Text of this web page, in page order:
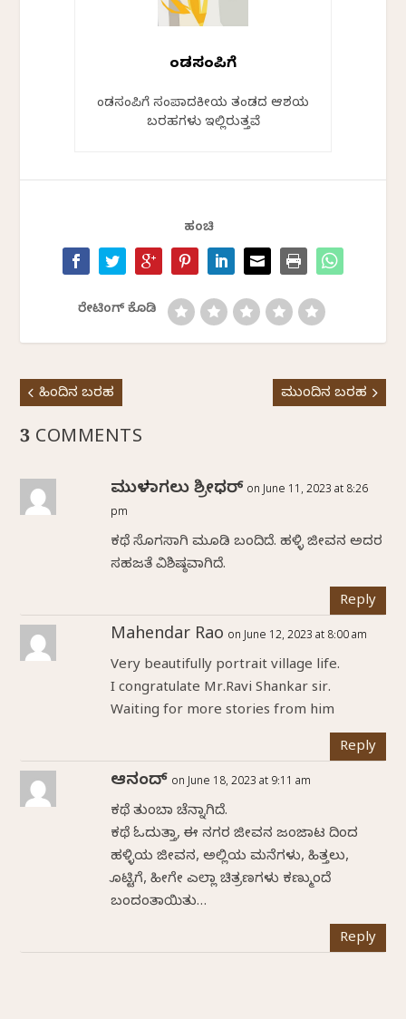
ಕೆಂಡಸಂಪಿಗೆ
ಕೆಂಡಸಂಪಿಗೆ ಸಂಪಾದಕೀಯ ತಂಡದ ಆಶಯ
ಬರಹಗಳು ಇಲ್ಲಿರುತ್ತವೆ
ಹಂಚಿ
ರೇಟಿಂಗ್ ಕೊಡಿ
ಹಿಂದಿನ ಬರಹ ಮುಂದಿನ ಬರಹ
3 COMMENTS
ಮುಳಬಾಗಲು ಶ್ರೀಧರ್ on June 11, 2023 at 8:26
pm
ಕಥೆ ಸೊಗಸಾಗಿ ಮೂಡಿ ಬಂದಿದೆ. ಹಳ್ಳಿ ಜೀವನ ಅದರ
ಸಹಜತೆ ವಿಶಿಷ್ಠವಾಗಿದೆ.
Reply
Mahendar Rao on June 12, 2023 at 8:00 am
Very beautifully portrait village life.
I congratulate Mr.Ravi Shankar sir.
Waiting for more stories from him
Reply
ಆನಂದ್ on June 18, 2023 at 9:11 am
ಕಥೆ ತುಂಬಾ ಚೆನ್ನಾಗಿದೆ.
ಕಥೆ ಓದುತ್ತಾ, ಈ ನಗರ ಜೀವನ ಜಂಜಾಟ ದಿಂದ
ಹಳ್ಳಿಯ ಜೀವನ, ಅಲ್ಲಿಯ ಮನೆಗಳು, ಹಿತ್ತಲು,
ಕೊಟ್ಟಿಗೆ, ಹೀಗೇ ಎಲ್ಲಾ ಚಿತ್ರಣಗಳು ಕಣ್ಮುಂದೆ
ಬಂದಂತಾಯಿತು…
Reply